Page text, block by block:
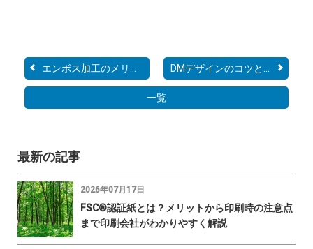
エンボス加工のメリットと...
一覧
最新の記事
2026年07月17日
FSC®認証紙とは？メリットから印刷時の注意点
まで印刷会社がわかりやすく解説